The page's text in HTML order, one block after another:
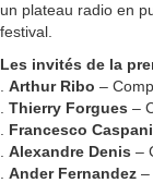
un plateau radio en
festival.
Les invités de la
Arthur Ribo –
Thierry Forgues –
Francesco Caspani
Alexandre Denis –
Ander Fernandez –